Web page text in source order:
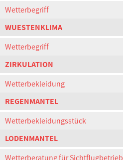
Wetterbegriff
WUESTENKLIMA
Wetterbegriff
ZIRKULATION
Wetterbekleidung
REGENMANTEL
Wetterbekleidungsstück
LODENMANTEL
Wetterberatung für Sichtflugbetrieb